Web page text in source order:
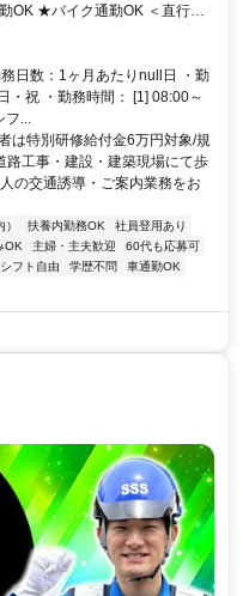
★バイク通勤OK ＜直行直
日数：1ヶ月あたりnull日 ・勤
・祝 ・勤務時間： [1] 08:00～
...
は特別研修給付金6万円対象/規
路工事・建設・建築現場にて歩
の交通誘導・ご案内業務をお
扶養内勤務OK
社員登用あり
OK 主婦・主夫歓迎
60代も応募可
シフト自由 学歴不問
車通勤OK